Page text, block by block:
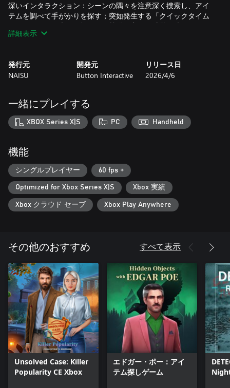
深いインタラクション：シーンの隅々を注意深く捜索し、アイ
テムを調べて手がかりを探す；突如発生する「クイックタイム
イベント」では素早く操作し、鼓動が高まる感覚を味わう。
た真実の断片を掘り起こす。
のはあなただ。あなたの調査、あなたの判断、そして他者との
一つ一つの対話が重なり合い、5つの全く異なる結末へと流れ込
んでいく。真犯人を突き止めて、完璧な謎解きに到達するの
か、それともさらなる陰謀に飲み込まれるのか？配信者の運命
すべてあなた自身だ。
大人向けコンテンツの説明
開発者はコンテンツを次のように説明しています：
このゲームは全年齢層向けではないコンテンツを含んでいる、
詳細表示
発行元
NAISU
開発元
Button Interactive
リリース日
2026/4/6
一緒にプレイする
XBOX Series X|S PC Handheld
機能
シングルプレイヤー 60 fps +
Optimized for Xbox Series X|S Xbox 実績
Xbox クラウド セーブ Xbox Play Anywhere
その他のおすすめ すべて表示
Unsolved Case: Killer
Popularity CE Xbox
エドガー・ポー：アイ
テム探しゲーム